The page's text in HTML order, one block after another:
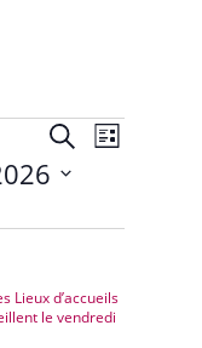
Recherche
et
navigation
de
Recherche
de
Liste
Lieux d’accueils
le vendredi